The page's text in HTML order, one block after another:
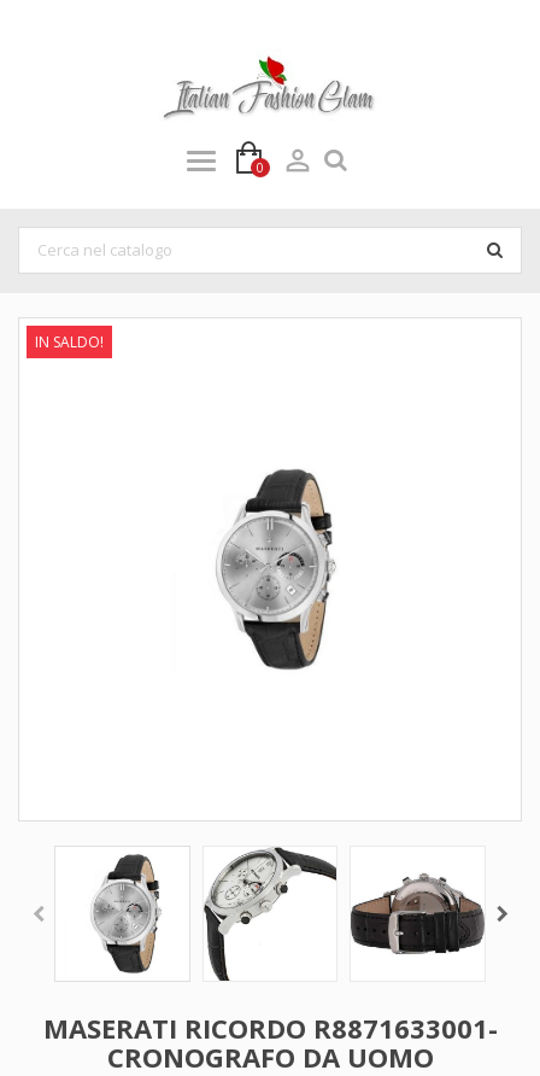
0 
IN SALDO!
MASERATI RICORDO R8871633001-
CRONOGRAFO DA UOMO